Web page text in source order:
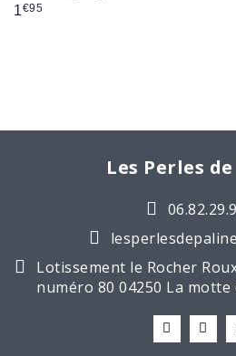
Prix
1€95
Les Perles
Lotissement le Rocher
numéro 80 04250 La motte